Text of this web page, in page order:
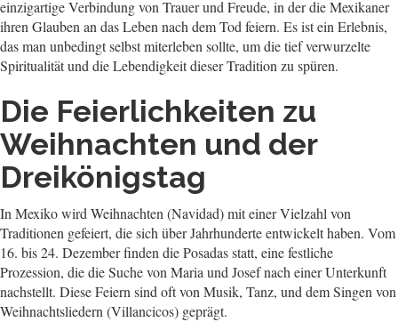
einzigartige Verbindung von Trauer und Freude, in der die Mexikaner
ihren Glauben an das Leben nach dem Tod feiern. Es ist ein Erlebnis,
das man unbedingt selbst miterleben sollte, um die tief verwurzelte
Spiritualität und die Lebendigkeit dieser Tradition zu spüren.
Die Feierlichkeiten zu
Weihnachten und der
Dreikönigstag
In Mexiko wird Weihnachten (Navidad) mit einer Vielzahl von
Traditionen gefeiert, die sich über Jahrhunderte entwickelt haben. Vom
16. bis 24. Dezember finden die Posadas statt, eine festliche
Prozession, die die Suche von Maria und Josef nach einer Unterkunft
nachstellt. Diese Feiern sind oft von Musik, Tanz, und dem Singen von
Weihnachtsliedern (Villancicos) geprägt.